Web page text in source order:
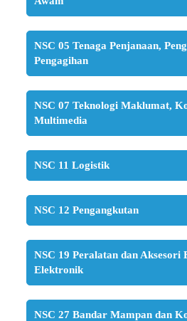
NSC 05 Tenaga Penjanaan,
Pengagihan
NSC 07 Teknologi Maklumat,
Multimedia
NSC 11 Logistik
NSC 12 Pengangkutan
NSC 19 Peralatan dan Aksesori
Elektronik
NSC 27 Bandar Mampan dan